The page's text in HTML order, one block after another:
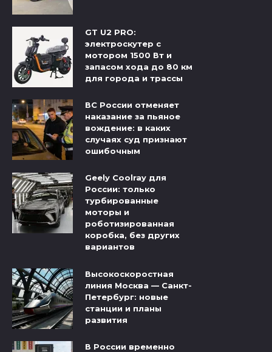
GT U2 PRO:
электроскутер с
мотором 1500 Вт и
запасом хода до 80 км
для города и трассы
ВС России отменяет
наказание за пьяное
вождение: в каких
случаях суд признают
ошибочным
Geely Coolray для
России: только
турбированные
моторы и
роботизированная
коробка, без других
вариантов
Высокоскоростная
линия Москва — Санкт-
Петербург: новые
станции и планы
развития
В России временно